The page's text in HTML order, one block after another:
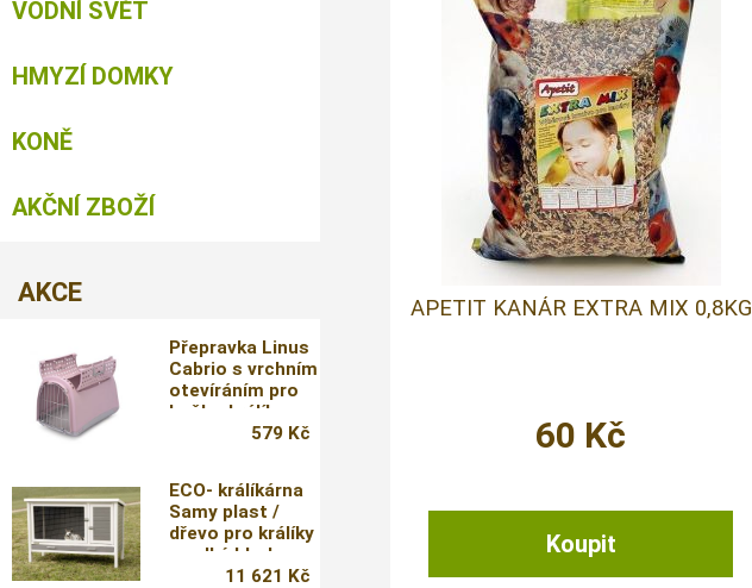
APETIT KANÁR EXTRA MIX 0,8KG
60 Kč
VODNÍ SVĚT
HMYZÍ DOMKY
KONĚ
AKČNÍ ZBOŽÍ
AKCE
Přepravka Linus
Cabrio s vrchním
otevíráním pro
kočky, králíky a
579 Kč
ECO- králíkárna
Samy plast /
dřevo pro králíky
a velké hlodavce,
116 x 57 x 82 cm
11 621 Kč